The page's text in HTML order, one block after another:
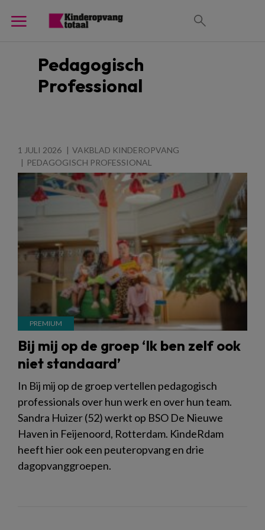
Pedagogisch
Professional
1 JULI 2026
VAKBLAD KINDEROPVANG
PEDAGOGISCH PROFESSIONAL
Bij mij op de groep ‘Ik ben zelf ook
niet standaard’
In Bij mij op de groep vertellen pedagogisch
professionals over hun werk en over hun team.
Sandra Huizer (52) werkt op BSO De Nieuwe
Haven in Feijenoord, Rotterdam. KindeRdam
heeft hier ook een peuteropvang en drie
dagopvanggroepen.